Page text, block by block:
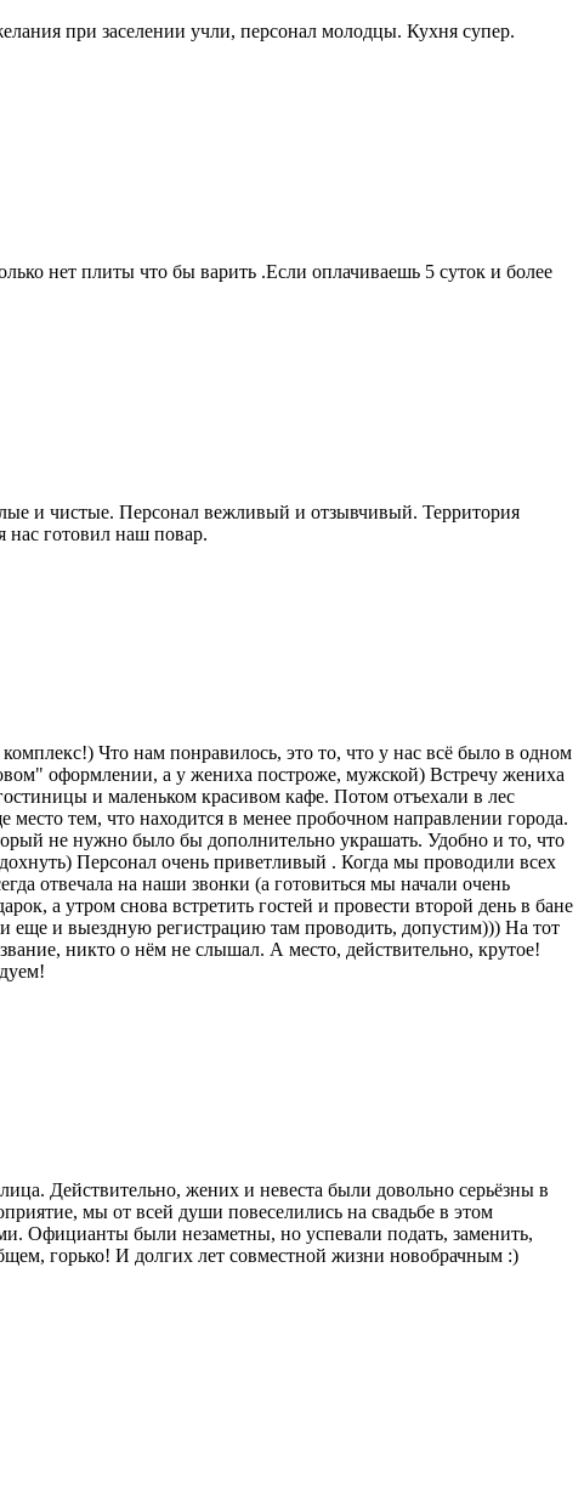
при заселении учли, персонал молодцы. Кухня супер.
нет плиты что бы варить .Если оплачиваешь 5 суток и более
и чистые. Персонал вежливый и отзывчивый. Территория
нас готовил наш повар.
Что нам понравилось, это то, что у нас всё было в одном
оформлении, а у жениха построже, мужской) Встречу жениха
и маленьком красивом кафе. Потом отъехали в лес
тем, что находится в менее пробочном направлении города.
не нужно было бы дополнительно украшать. Удобно и то, что
Персонал очень приветливый . Когда мы проводили всех
отвечала на наши звонки (а готовиться мы начали очень
а утром снова встретить гостей и провести второй день в бане
еще и выездную регистрацию там проводить, допустим))) На тот
никто о нём не слышал. А место, действительно, крутое!
Действительно, жених и невеста были довольно серьёзны в
мы от всей души повеселились на свадьбе в этом
Официанты были незаметны, но успевали подать, заменить,
горько! И долгих лет совместной жизни новобрачным :)